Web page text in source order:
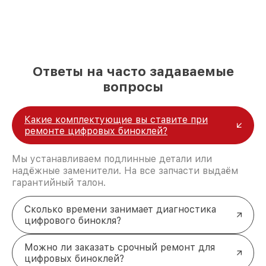
Ответы на часто задаваемые
вопросы
Какие комплектующие вы ставите при
ремонте цифровых биноклей?
Мы устанавливаем подлинные детали или
надёжные заменители. На все запчасти выдаём
гарантийный талон.
Сколько времени занимает диагностика
цифрового бинокля?
Можно ли заказать срочный ремонт для
цифровых биноклей?